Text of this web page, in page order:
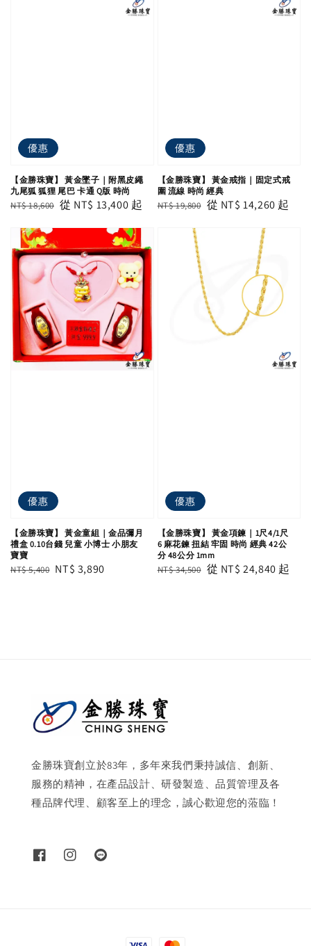
優惠
【金勝珠寶】 黃金墜子｜附黑皮繩
九尾狐 狐狸 尾巴 卡通 Q版 時尚
Regular
NT$ 18,600 Sale
從 NT$ 13,400 起
優惠
【金勝珠寶】 黃金戒指｜固定式戒
圍 流線 時尚 經典
Regular
NT$ 19,800 Sale
從 NT$ 14,260 起
優惠
【金勝珠寶】 黃金童組｜金品彌月
禮盒 0.10台錢 兒童 小博士 小朋友
寶寶
Regular
NT$ 5,400 Sale
NT$ 3,890
優惠
【金勝珠寶】 黃金項鍊｜1尺4/1尺
6 麻花鍊 扭結 牢固 時尚 經典 42公
分 48公分 1mm
Regular
NT$ 34,500 Sale
從 NT$ 24,840 起
金勝珠寶創立於83年，多年來我們秉持誠信、創新、
服務的精神，在產品設計、研發製造、品質管理及各
種品牌代理、顧客至上的理念，誠心歡迎您的蒞臨！